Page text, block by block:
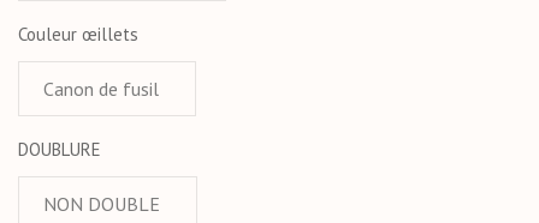
Couleur œillets
DOUBLURE